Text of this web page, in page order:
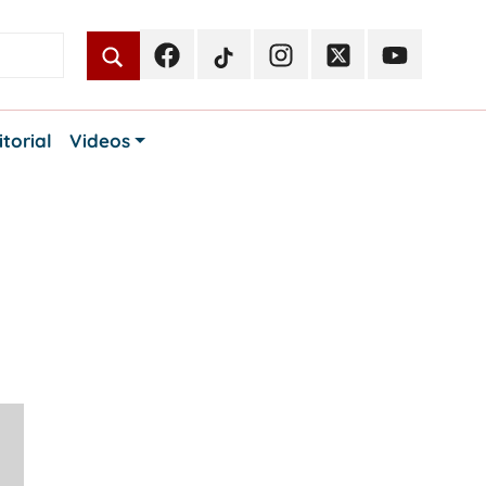
FacebookTikTokInstagramTwitterYoutube
Videos